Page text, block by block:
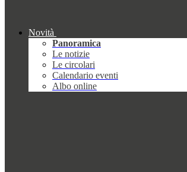
Novità
Panoramica
Le notizie
Le circolari
Calendario eventi
Albo online